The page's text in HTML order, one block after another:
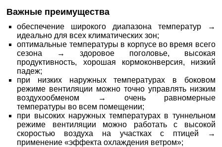
Важные преимущества
обеспечение широкого диапазона температур →
идеально для всех климатических зон;
оптимальные температуры в корпусе во время всего
сезона → здоровое поголовье, высокая
продуктивность, хорошая кормоконверсия, низкий
падеж;
при низких наружных температурах в боковом
режиме вентиляции можно точно управлять низким
воздухообменом → очень равномерные
температуры во всем помещении;
при высоких наружных температурах в туннельном
режиме вентиляции можно работать с высокой
скоростью воздуха на участках с птицей →
применение «эффекта охлаждения ветром»;